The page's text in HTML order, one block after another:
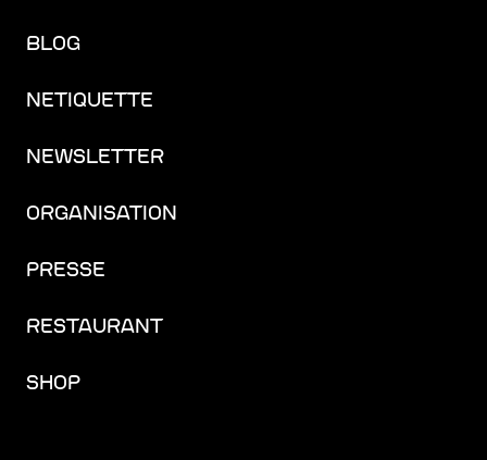
BLOG
NETIQUETTE
NEWSLETTER
ORGANISATION
PRESSE
RESTAURANT
SHOP